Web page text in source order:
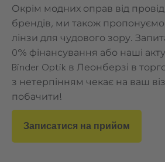
Окрім модних оправ від
брендів, ми також пропонуємо
лінзи для чудового зору.
0% фінансування або наші
Binder Optik в Леонберзі в
з нетерпінням чекає на ваш
побачити!
Записатися на прийом